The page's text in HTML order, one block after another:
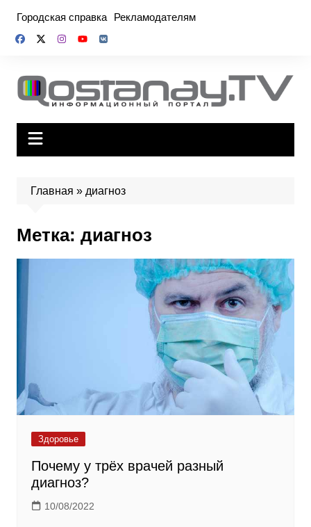
содержимому
Городская справка Рекламодателям
Главная » диагноз
Метка: диагноз
Здоровье
Почему у трёх врачей разный
диагноз?
10/08/2022